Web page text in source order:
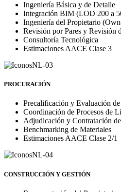
Ingeniería Básica y de Detalle
Integración BIM (LOD 200 a
Ingeniería del Propietario
Revisión por Pares y Revisión
Consultoría Tecnológica
Estimaciones AACE Clase 3
PROCURACIÓN
Precalificación y Evaluación
Coordinación de Procesos de
Adjudicación y Contratación
Benchmarking de Materiales
Estimaciones AACE Clase 2/1
CONSTRUCCIÓN Y GESTIÓN